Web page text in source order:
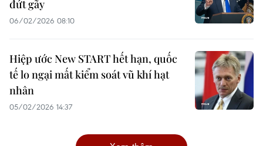
đứt gãy
06/02/2026 08:10
Hiệp ước New START hết hạn, quốc
tế lo ngại mất kiểm soát vũ khí hạt
nhân
05/02/2026 14:37